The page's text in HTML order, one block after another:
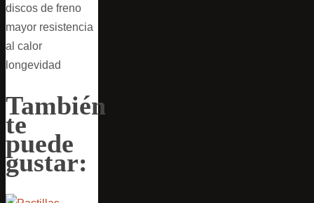
discos de freno
mayor resistencia
al calor
longevidad
También
te
puede
gustar: